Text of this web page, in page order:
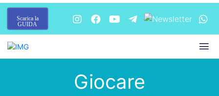
Scarica la
GUIDA
Giocare